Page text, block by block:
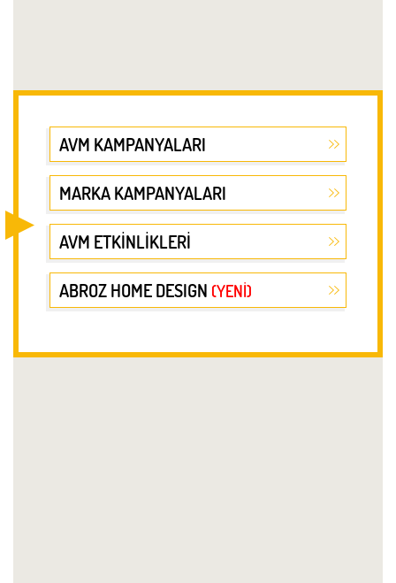
AVM KAMPANYALARI
MARKA KAMPANYALARI
AVM ETKİNLİKLERİ
ABROZ HOME DESIGN (YENİ)